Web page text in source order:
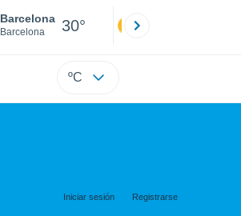
Barcelona
Barcelona 30°
ºC
Iniciar sesión Registrarse